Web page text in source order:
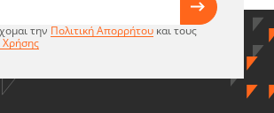
την Πολιτική Απορρήτουκαι τους